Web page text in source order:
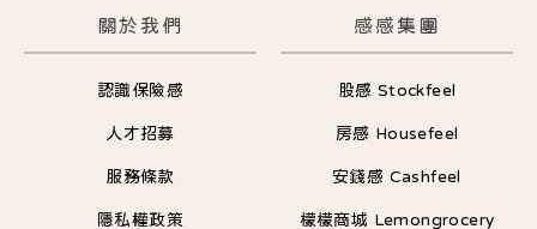
關於我們
認識保險感
人才招募
服務條款
隱私權政策
感感集團
股感 Stockfeel
房感 Housefeel
安錢感 Cashfeel
檬檬商城 Lemongrocery